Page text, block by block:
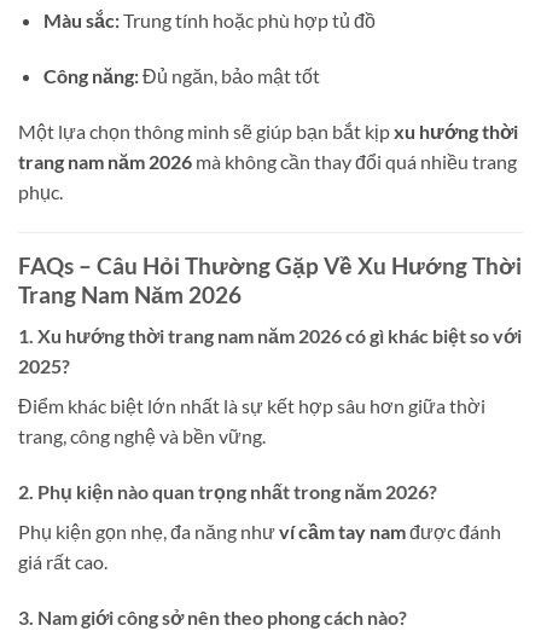
Màu sắc:Trung tính hoặc phù hợp tủ đồ
Công năng:Đủ ngăn, bảo mật tốt
Một lựa chọn thông minh sẽ giúp bạn bắt kịpxu hướng thời
trang nam năm 2026 mà không cần thay đổi quá nhiều trang
phục.
FAQs – Câu Hỏi Thường Gặp Về Xu Hướng Thời
Trang Nam Năm 2026
1. Xu hướng thời trang nam năm 2026 có gì khác biệt so với
2025?
Điểm khác biệt lớn nhất là sự kết hợp sâu hơn giữa thời
trang, công nghệ và bền vững.
2. Phụ kiện nào quan trọng nhất trong năm 2026?
Phụ kiện gọn nhẹ, đa năng nhưví cầm tay namđược đánh
giá rất cao.
3. Nam giới công sở nên theo phong cách nào?